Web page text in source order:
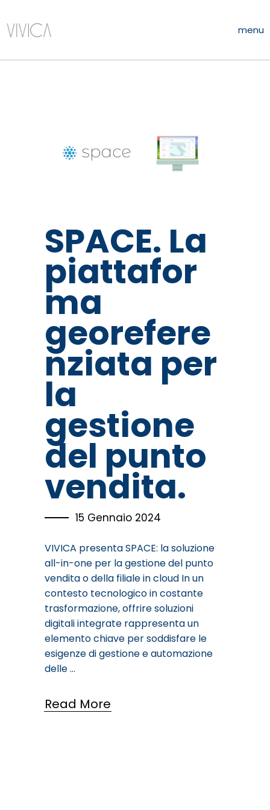
menu
SPACE. La
piattafor
ma
georefere
nziata per
la
gestione
del punto
vendita.
15 Gennaio 2024
VIVICA presenta SPACE: la soluzione
all-in-one per la gestione del punto
vendita o della filiale in cloud In un
contesto tecnologico in costante
trasformazione, offrire soluzioni
digitali integrate rappresenta un
elemento chiave per soddisfare le
esigenze di gestione e automazione
delle
Read More